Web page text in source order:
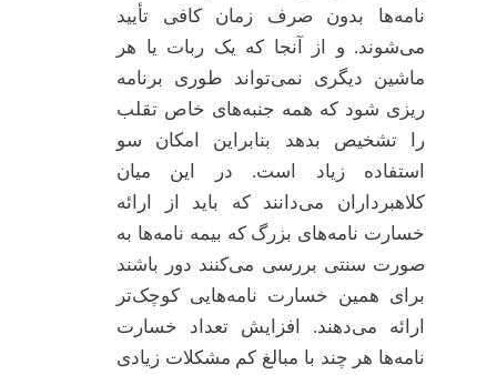
نامه‌ها بدون صرف زمان کافی تأیید
می‌شوند. و از آنجا که یک ربات یا هر
ماشین دیگری نمی‌تواند طوری برنامه
ریزی شود که همه جنبه‌های خاص تقلب
را تشخیص بدهد بنابراین امکان سو
استفاده زیاد است. در این میان
کلاهبرداران می‌دانند که باید از ارائه
خسارت نامه‌های بزرگ که بیمه نامه‌ها به
صورت سنتی بررسی می‌کنند دور باشند
برای همین خسارت نامه‌هایی کوچک‌تر
ارائه می‌دهند. افزایش تعداد خسارت
نامه‌ها هر چند با مبالغ کم مشکلات زیادی